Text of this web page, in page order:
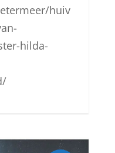
huiv
hilda-